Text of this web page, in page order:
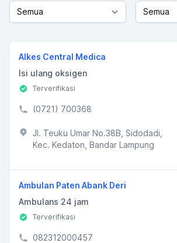
Alkes Central Medica
Isi ulang oksigen
Terverifikasi
(0721) 700368
Jl. Teuku Umar No.38B, Sidodadi,
Kec. Kedaton, Bandar Lampung
Ambulan Paten Abank Deri
Ambulans 24 jam
Terverifikasi
082312000457